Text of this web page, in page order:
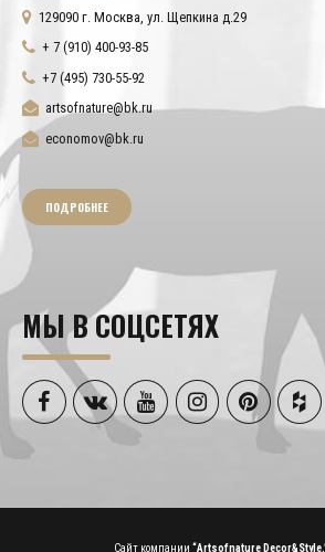
129090 г. Москва, ул. Щепкина д.29
+ 7 (910) 400-93-85
+7 (495) 730-55-92
artsofnature@bk.ru
economov@bk.ru
ПОДРОБНЕЕ
МЫ В СОЦСЕТЯХ
Сайт компании “Artsofnature